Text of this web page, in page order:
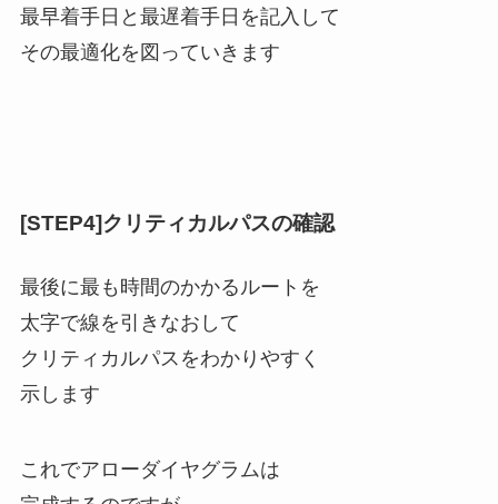
最早着手日と最遅着手日を記入して
その最適化を図っていきます
[STEP4]クリティカルパスの確認
最後に最も時間のかかるルートを
太字で線を引きなおして
クリティカルパスをわかりやすく
示します
これでアローダイヤグラムは